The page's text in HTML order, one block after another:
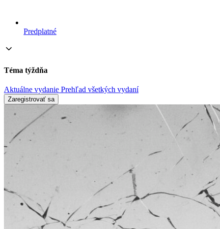
Predplatné
Téma týždňa
Aktuálne vydanie Prehľad všetkých vydaní
Zaregistrovať sa